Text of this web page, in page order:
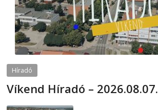
Híradó
Víkend Híradó – 2026.08.07.